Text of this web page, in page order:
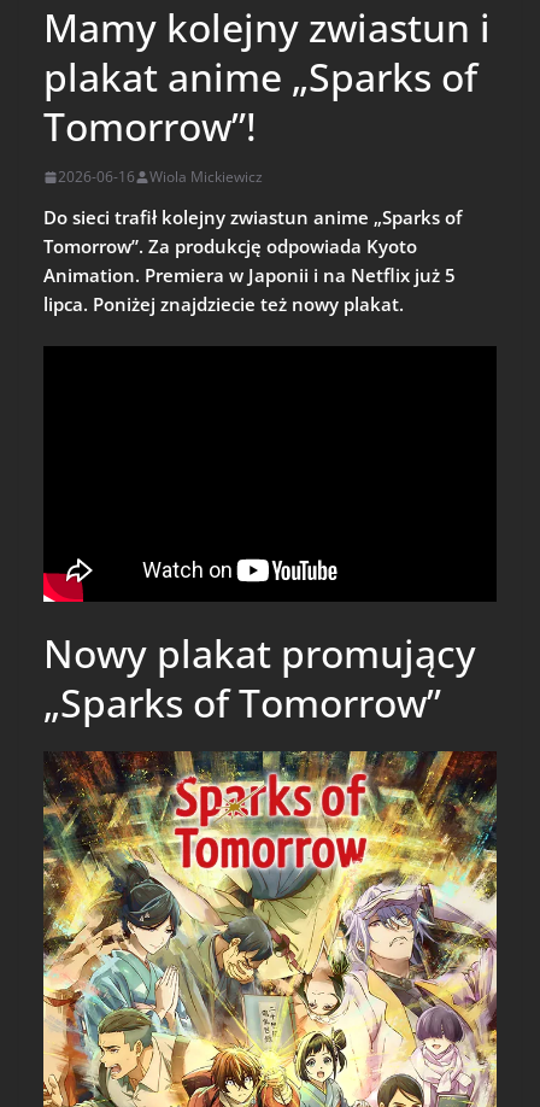
Mamy kolejny zwiastun i
plakat anime „Sparks of
Tomorrow”!
2026-06-16 Wiola Mickiewicz
Do sieci trafił kolejny zwiastun anime „Sparks of
Tomorrow”. Za produkcję odpowiada Kyoto
Animation. Premiera w Japonii i na Netflix już 5
lipca. Poniżej znajdziecie też nowy plakat.
Nowy plakat promujący
„Sparks of Tomorrow”